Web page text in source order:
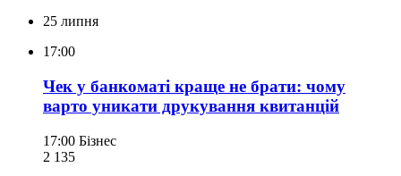
25 липня
17:00
Чек у банкоматі краще не брати: чому
варто уникати друкування квитанцій
17:00 Бізнес
2 135